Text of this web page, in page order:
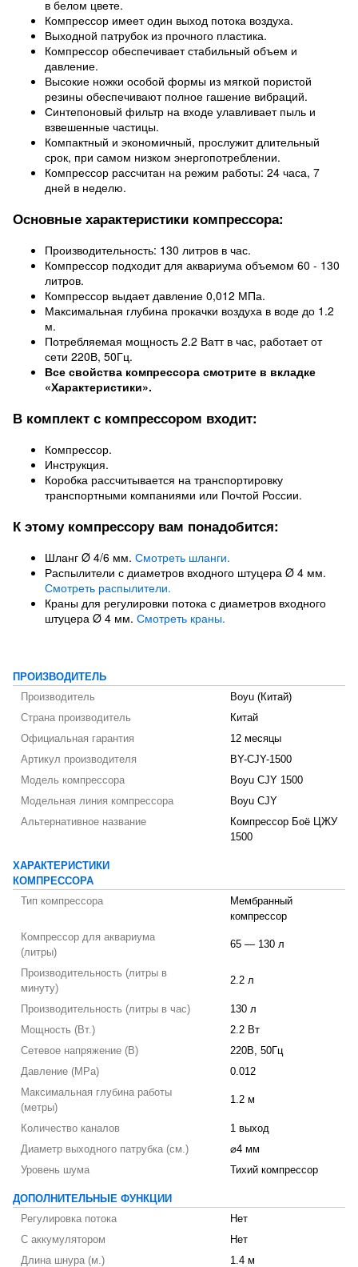
в белом цвете.
Компрессор имеет один выход потока воздуха.
Выходной патрубок из прочного пластика.
Компрессор обеспечивает стабильный объем и
давление.
Высокие ножки особой формы из мягкой пористой
резины обеспечивают полное гашение вибраций.
Синтепоновый фильтр на входе улавливает пыль и
взвешенные частицы.
Компактный и экономичный, прослужит длительный
срок, при самом низком энергопотреблении.
Компрессор рассчитан на режим работы: 24 часа, 7
дней в неделю.
Основные характеристики компрессора:
Производительность: 130 литров в час.
Компрессор подходит для аквариума объемом 60 - 130
литров.
Компрессор выдает давление 0,012 МПа.
Максимальная глубина прокачки воздуха в воде до 1.2
м.
Потребляемая мощность 2.2 Ватт в час, работает от
сети 220В, 50Гц.
Все свойства компрессора смотрите в вкладке
«Характеристики».
В комплект с компрессором входит:
Компрессор.
Инструкция.
Коробка рассчитывается на транспортировку
транспортными компаниями или Почтой России.
К этому компрессору вам понадобится:
Шланг Ø 4/6 мм. Смотреть шланги.
Распылители с диаметров входного штуцера Ø 4 мм.
Смотреть распылители.
Краны для регулировки потока с диаметров входного
штуцера Ø 4 мм. Смотреть краны.
ПРОИЗВОДИТЕЛЬ
Производитель
Boyu (Китай)
Страна производитель
Китай
Официальная гарантия
12 месяцы
Артикул производителя
BY-CJY-1500
Модель компрессора
Boyu CJY 1500
Модельная линия компрессора
Boyu CJY
Альтернативное название
Компрессор Боё ЦЖУ
1500
ХАРАКТЕРИСТИКИ
КОМПРЕССОРА
Тип компрессора
Мембранный
компрессор
Компрессор для аквариума
(литры)
65 — 130 л
Производительность (литры в
минуту)
2.2 л
Производительность (литры в час)
130 л
Мощность (Вт.)
2.2 Вт
Сетевое напряжение (В)
220В, 50Гц
Давление (MPa)
0.012
Максимальная глубина работы
(метры)
1.2 м
Количество каналов
1 выход
Диаметр выходного патрубка (см.)
⌀4 мм
Уровень шума
Тихий компрессор
ДОПОЛНИТЕЛЬНЫЕ ФУНКЦИИ
Регулировка потока
Нет
С аккумулятором
Нет
Длина шнура (м.)
1.4 м